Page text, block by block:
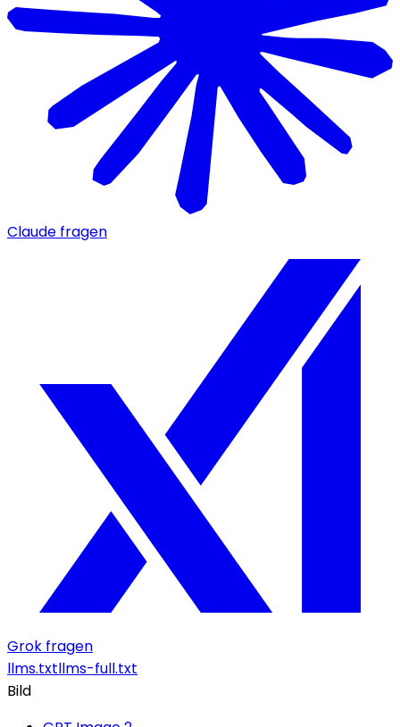
Claude fragen
Grok fragen
llms.txtllms-full.txt
Bild